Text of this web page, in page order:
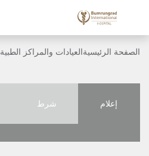
الصفحة الرئيسيةالعيادات والمراكز الطبية
إعلام شرط